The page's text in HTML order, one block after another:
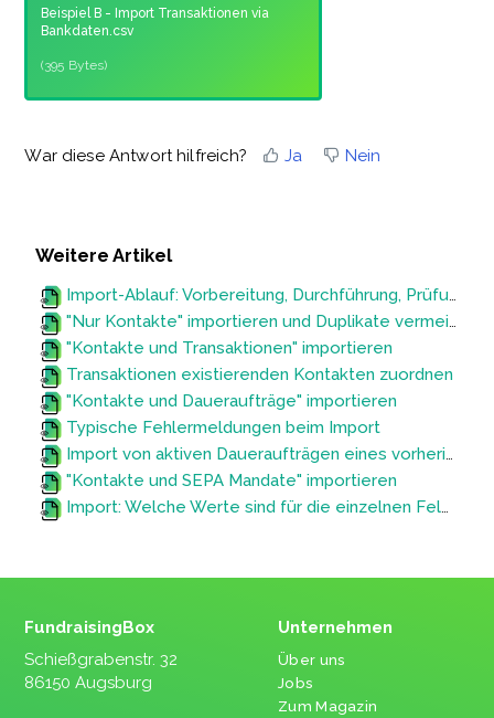
Beispiel B - Import Transaktionen via
Bankdaten.csv
(395 Bytes)
War diese Antwort hilfreich? Ja Nein
Weitere Artikel
Import-Ablauf: Vorbereitung, Durchführung, Prüfung und Korrektur
"Nur Kontakte" importieren und Duplikate vermeiden
"Kontakte und Transaktionen" importieren
Transaktionen existierenden Kontakten zuordnen
"Kontakte und Daueraufträge" importieren
Typische Fehlermeldungen beim Import
Import von aktiven Daueraufträgen eines vorherigen Systems (Wechsel zum FundraisingBox CRM)
"Kontakte und SEPA Mandate" importieren
Import: Welche Werte sind für die einzelnen Felder erlaubt?
FundraisingBox
Schießgrabenstr. 32
86150 Augsburg
Unternehmen
Über uns
Jobs
Zum Magazin